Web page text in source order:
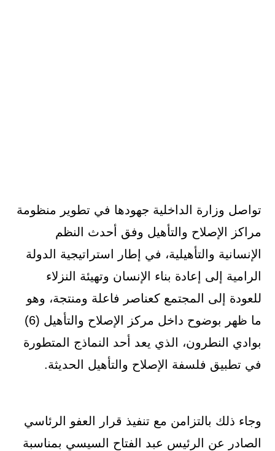
تواصل وزارة الداخلية جهودها في تطوير منظومة
مراكز الإصلاح والتأهيل وفق أحدث النظم
الإنسانية والتأهيلية، في إطار استراتيجية الدولة
الرامية إلى إعادة بناء الإنسان وتهيئة النزلاء
للعودة إلى المجتمع كعناصر فاعلة ومنتجة، وهو
ما ظهر بوضوح داخل مركز الإصلاح والتأهيل (6)
بوادي النطرون، الذي يعد أحد النماذج المتطورة
في تطبيق فلسفة الإصلاح والتأهيل الحديثة.
وجاء ذلك بالتزامن مع تنفيذ قرار العفو الرئاسي
الصادر عن الرئيس عبد الفتاح السيسي بمناسبة